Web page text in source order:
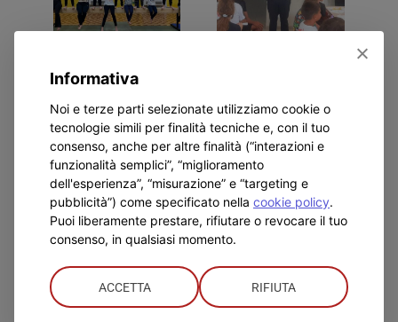
Don
Bosco
Alessandria:
per
l’Estate
Ragazzi
un
bilancio
super e
nuovo
Ispettore
Luglio 23rd, 2026
Informativa
Noi e terze parti selezionate utilizziamo cookie o
tecnologie simili per finalità tecniche e, con il tuo
consenso, anche per altre finalità (“interazioni e
funzionalità semplici”, “miglioramento
dell'esperienza”, “misurazione” e “targeting e
pubblicità”) come specificato nella cookie policy.
Puoi liberamente prestare, rifiutare o revocare il tuo
consenso, in qualsiasi momento.
ACCETTA RIFIUTA